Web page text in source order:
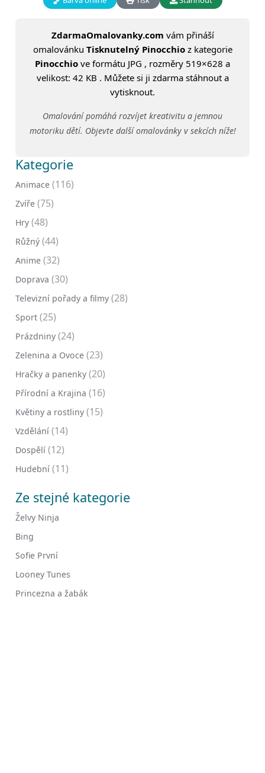
ZdarmaOmalovanky.com vám přináší
omalovánku Tisknutelný Pinocchioz kategorie
Pinocchio ve formátu JPG , rozměry 519×628 a
velikost: 42 KB . Můžete si ji zdarma stáhnout a
vytisknout.
Omalování pomáhá rozvíjet kreativitu a jemnou
motoriku dětí. Objevte další omalovánky v sekcích níže!
Kategorie
Animace (116)
Zvíře (75)
Hry (48)
Růžný (44)
Anime (32)
Doprava (30)
Televizní pořady a filmy (28)
Sport (25)
Prázdniny (24)
Zelenina a Ovoce (23)
Hračky a panenky (20)
Přírodní a Krajina (16)
Květiny a rostliny (15)
Vzdělání (14)
Dospělí (12)
Hudební (11)
Ze stejné kategorie
Želvy Ninja
Bing
Sofie První
Looney Tunes
Princezna a žabák